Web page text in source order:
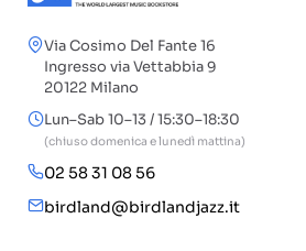
Via Cosimo Del Fante 16
Ingresso via Vettabbia 9
20122 Milano
Lun–Sab 10–13 / 15:30–18:30
(chiuso domenica e lunedì mattina)
02 58 31 08 56
birdland@birdlandjazz.it